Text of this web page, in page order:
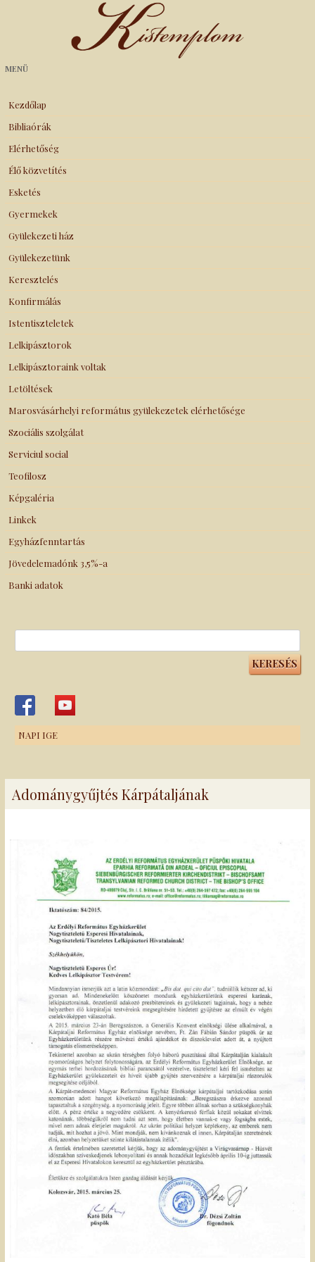
Kistemplom
MENÜ
Kezdőlap
Bibliaórák
Elérhetőség
Élő közvetítés
Esketés
Gyermekek
Gyülekezeti ház
Gyülekezetünk
Keresztelés
Konfirmálás
Istentiszteletek
Lelkipásztorok
Lelkipásztoraink voltak
Letöltések
Marosvásárhelyi református gyülekezetek elérhetősége
Szociális szolgálat
Serviciul social
Teofilosz
Képgaléria
Linkek
Egyházfenntartás
Jövedelemadónk 3,5%-a
Banki adatok
NAPI IGE
Adománygyűjtés Kárpátaljának